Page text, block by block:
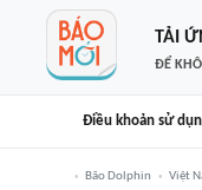
TẢI
ĐỂ
Điều khoản sử
Bão Dolphin Việt